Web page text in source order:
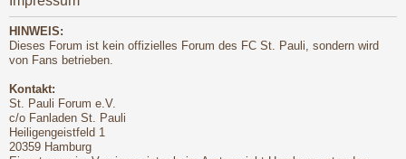
HINWEIS:
Dieses Forum ist kein offizielles Forum des FC St. Pauli, sondern wird
von Fans betrieben.
Kontakt:
St. Pauli Forum e.V.
c/o Fanladen St. Pauli
Heiligengeistfeld 1
20359 Hamburg